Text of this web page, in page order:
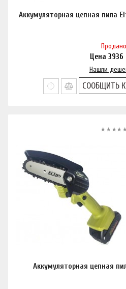
Аккумуляторная цепная пила
Продано
Цена 3936
Нашли
СООБЩИТЬ
Аккумуляторная цепная